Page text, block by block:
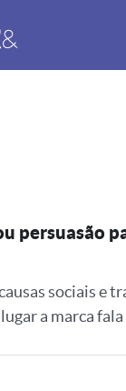
persuasão
sociais e
a marca